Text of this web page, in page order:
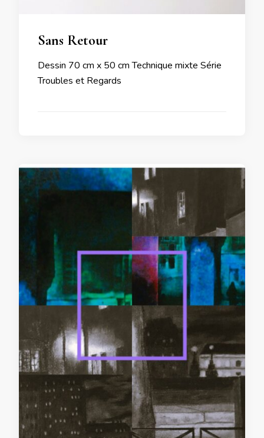
Sans Retour
Dessin 70 cm x 50 cm Technique mixte Série
Troubles et Regards